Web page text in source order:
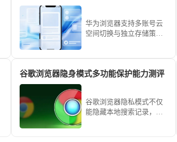
华为浏览器支持多账号云
空间切换与独立存储策
互不干扰，满足你高效管
谷歌浏览器隐身模式多功能保护能力测评
谷歌浏览器隐私模式不仅
能隐藏本地搜索记录，更